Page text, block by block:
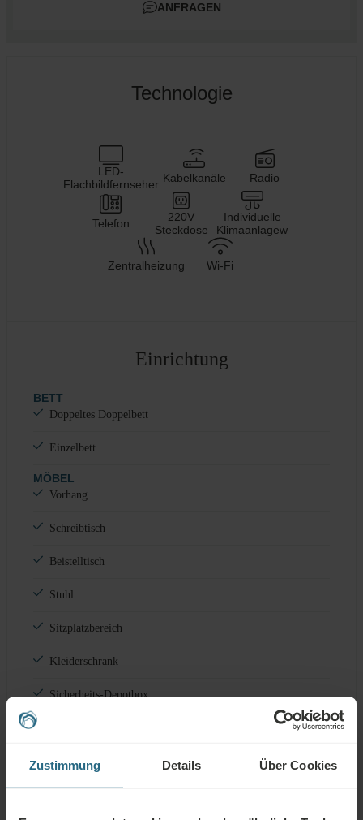
Zustimmung Details Über Cookies
ANFRAGEN
Technologie
LED-
Flachbildfernseher Kabelkanäle Radio
Telefon
220V
Steckdose
Individuelle
Klimaanlagew
Zentralheizung Wi-Fi
Einrichtung
BETT
Doppeltes Doppelbett
Einzelbett
MÖBEL
Vorhang
Schreibtisch
Beistelltisch
Stuhl
Sitzplatzbereich
Kleiderschrank
Sicherheits-Depotbox
WEITERE